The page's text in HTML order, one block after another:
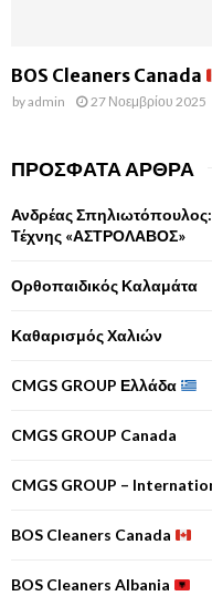
BOS Cleaners Canada
byadmin 27 Νοεμβρίου 2025
ΠΡΌΣΦΑΤΑ ΆΡΘΡΑ
Ανδρέας
Τέχνης «ΑΣΤΡΟΛΑΒΟΣ»
Ορθοπαιδικός Καλαμάτα
Καθαρισμός Χαλιών
CMGS GROUP Ελλάδα
CMGS GROUP Canada
CMGS GROUP –
BOS Cleaners Canada
BOS Cleaners Albania